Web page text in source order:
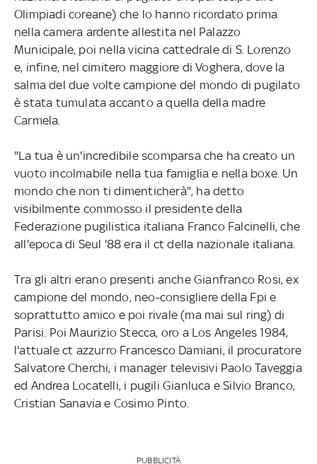
Olimpiadi coreane) che lo hanno ricordato prima
nella camera ardente allestita nel Palazzo
Municipale, poi nella vicina cattedrale di S. Lorenzo
e, infine, nel cimitero maggiore di Voghera, dove la
salma del due volte campione del mondo di pugilato
è stata tumulata accanto a quella della madre
Carmela.
"La tua è un'incredibile scomparsa che ha creato un
vuoto incolmabile nella tua famiglia e nella boxe. Un
mondo che non ti dimenticherà", ha detto
visibilmente commosso il presidente della
Federazione pugilistica italiana Franco Falcinelli, che
all'epoca di Seul '88 era il ct della nazionale italiana.
Tra gli altri erano presenti anche Gianfranco Rosi, ex
campione del mondo, neo-consigliere della Fpi e
soprattutto amico e poi rivale (ma mai sul ring) di
Parisi. Poi Maurizio Stecca, oro a Los Angeles 1984,
l'attuale ct azzurro Francesco Damiani, il procuratore
Salvatore Cherchi, i manager televisivi Paolo Taveggia
ed Andrea Locatelli, i pugili Gianluca e Silvio Branco,
Cristian Sanavia e Cosimo Pinto.
PUBBLICITÀ